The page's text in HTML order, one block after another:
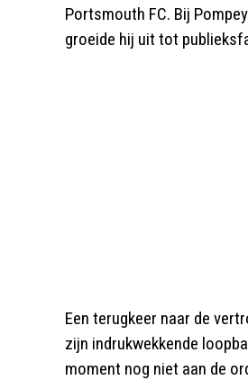
Portsmouth FC. Bij
groeide hij uit tot
Een terugkeer naar de
zijn indrukwekkende
moment nog niet aan de